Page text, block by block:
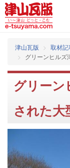
津山瓦版 取材記
グリーンヒルズ
グリーン
された大